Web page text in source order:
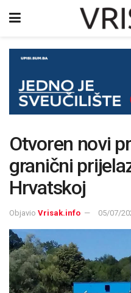
Otvoren novi
granični
Hrvatskoj
Objavio Vrisak.info 05/07/